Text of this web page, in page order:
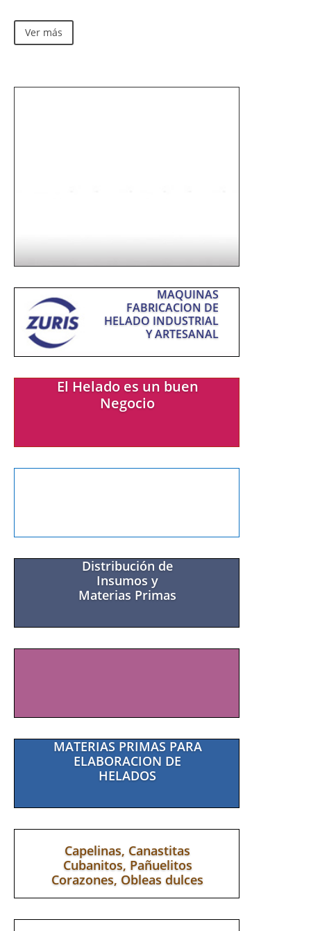
Ver más
MAQUINAS
FABRICACION DE
HELADO INDUSTRIAL
Y ARTESANAL
El Helado es un buen
Negocio
HELADO ARTESANAL
Distribución de
Insumos y
Materias Primas
ENVASES POLIPAPEL
MATERIAS PRIMAS PARA
ELABORACION DE
HELADOS
Capelinas, Canastitas
Cubanitos, Pañuelitos
Corazones, Obleas dulces